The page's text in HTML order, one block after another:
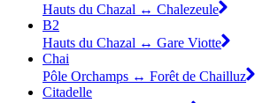
Hauts du Chazal ↔ Chalezeule
B2
Hauts du Chazal ↔ Gare Viotte
Chai
Pôle Orchamps ↔ Forêt de Chailluz
Citadelle